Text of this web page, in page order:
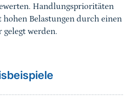
Handlungsprioritäten
Belastungen durch einen
gelegt werden.